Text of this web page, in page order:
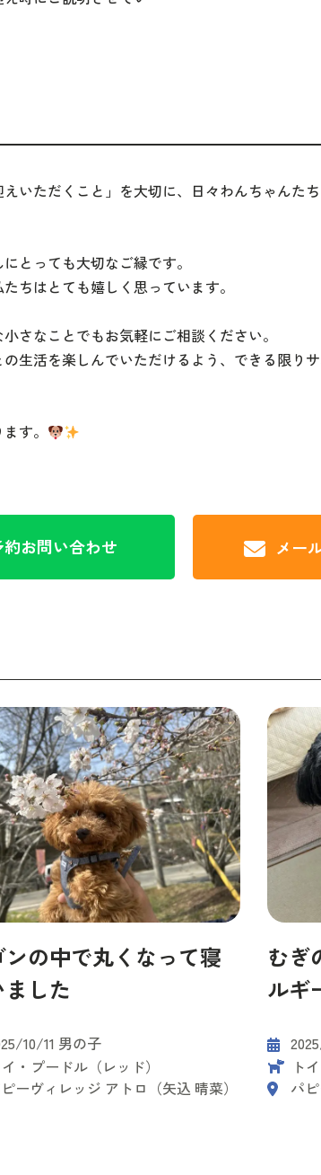
いただくこと」を大切に、日々わんちゃんた
とっても大切なご縁です。
ちはとても嬉しく思っています。
さなことでもお気軽にご相談ください。
生活を楽しんでいただけるよう、できる限り
す。
約お問い合わせ メー
ンの中で丸くなって寝
ました
10/11 男の子
イ・プードル（レッド）
ーヴィレッジ アトロ（矢込 晴菜）
むぎ
ルギ
ト
パ